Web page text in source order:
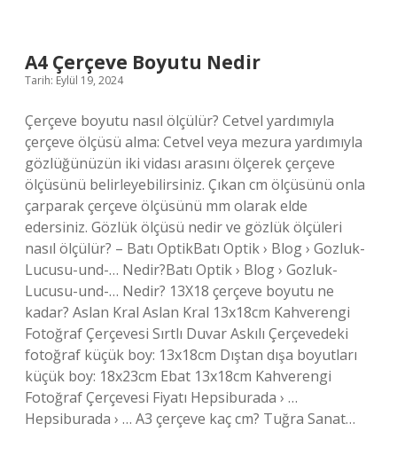
A4 Çerçeve Boyutu Nedir
Tarih: Eylül 19, 2024
Çerçeve boyutu nasıl ölçülür? Cetvel yardımıyla
çerçeve ölçüsü alma: Cetvel veya mezura yardımıyla
gözlüğünüzün iki vidası arasını ölçerek çerçeve
ölçüsünü belirleyebilirsiniz. Çıkan cm ölçüsünü onla
çarparak çerçeve ölçüsünü mm olarak elde
edersiniz. Gözlük ölçüsü nedir ve gözlük ölçüleri
nasıl ölçülür? – Batı OptikBatı Optik › Blog › Gozluk-
Lucusu-und-… Nedir?Batı Optik › Blog › Gozluk-
Lucusu-und-… Nedir? 13X18 çerçeve boyutu ne
kadar? Aslan Kral Aslan Kral 13x18cm Kahverengi
Fotoğraf Çerçevesi Sırtlı Duvar Askılı Çerçevedeki
fotoğraf küçük boy: 13x18cm Dıştan dışa boyutları
küçük boy: 18x23cm Ebat 13x18cm Kahverengi
Fotoğraf Çerçevesi Fiyatı Hepsiburada › …
Hepsiburada › … A3 çerçeve kaç cm? Tuğra Sanat…